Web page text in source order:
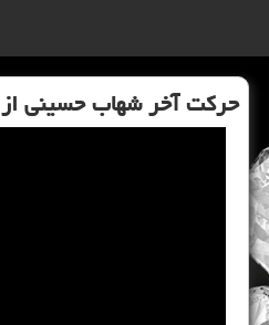
حرکت آخر شهاب حسینی از ۹ مهر اکران می شود